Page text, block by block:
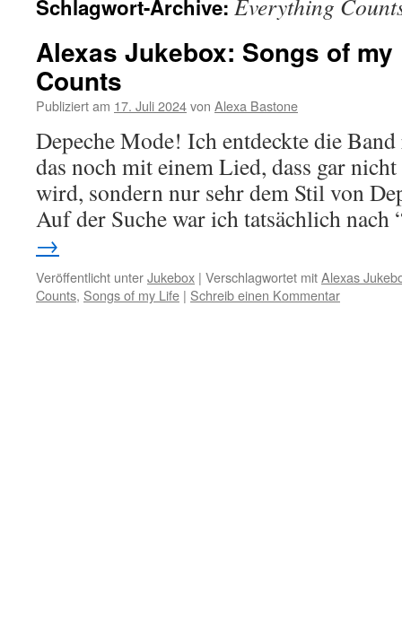
Schlagwort-Archive: Everything
Alexas Jukebox: Songs of
Counts
Publiziert am 17. Juli 2024von Alexa Bastone
Depeche Mode! Ich entdeckte die
das noch mit einem Lied, dass gar
wird, sondern nur sehr dem Stil von
Auf der Suche war ich tatsächlich
→
Veröffentlicht unterJukebox | Verschlagwortet mitAlexas
Counts, Songs of my Life | Schreib einen Kommentar